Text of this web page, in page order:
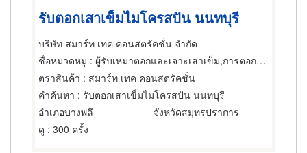
รับตอกเสาเข็มไมโครสปัน นนทบุรี
บริษัท สมาร์ท เทค คอนสตรัคชั่น จำกัด
ชื่อหมวดหมู่ : ผู้รับเหมาตอกและเจาะเสาเข็ม,การตอกเสาเข็ม,ผู้รับเหมาตอกและเจาะเสาเข็ม
ตราสินค้า : สมาร์ท เทค คอนสตรัคชั่น
คำค้นหา : รับตอกเสาเข็มไมโครสปัน นนทบุรี
อำเภอบางพลี
จังหวัดสมุทรปราการ
ดู : 300 ครั้ง